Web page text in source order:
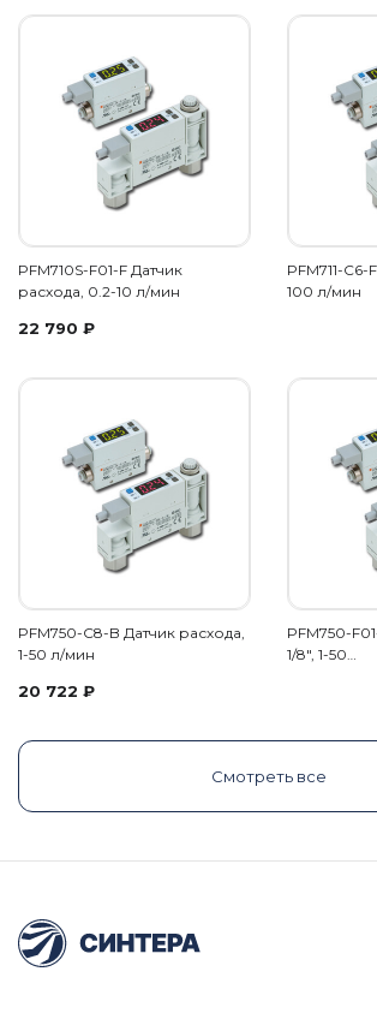
PFM710S-F01-F Датчик
расхода, 0.2-10 л/мин
22 790 ₽
PFM711-
100 л/мин
PFM750-C8-B Датчик расхода,
1-50 л/мин
20 722 ₽
PFM750-
1/8", 1-50…
Смотреть все